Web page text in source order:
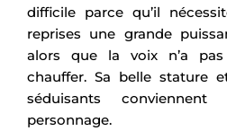
difficile parce qu’il
reprises une grande
alors que la voix n’a
chauffer. Sa belle stature
séduisants
personnage.